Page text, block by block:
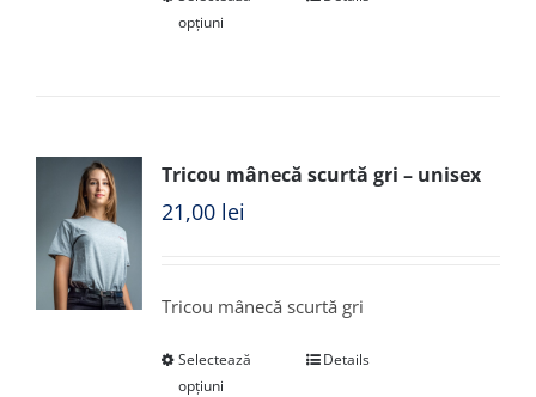
opțiuni
Tricou mânecă scurtă gri – unisex
21,00 lei
Tricou mânecă scurtă gri
Selectează
opțiuni
Details